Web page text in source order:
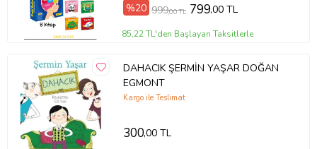
Sürekli değişen ve zaten güçlü olan Türkçenin zamanla nasıl
ÖZGÜR SİNAN
Ürün Kodu:kcm38076831
%20 999,00 TL 799,00 TL
85,22 TL'den Başlayan Taksitlerle
DAHACIK ŞERMİN YAŞAR DOĞAN
EGMONT
Kargo ile Teslimat
300,00 TL